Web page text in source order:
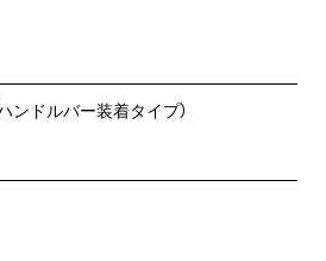
ンドルバー装着タイプ）